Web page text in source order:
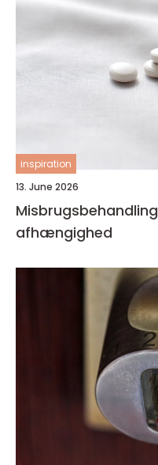
inspiration
13. June 2026
Misbrugsbehandling vejen til et liv uden
afhængighed